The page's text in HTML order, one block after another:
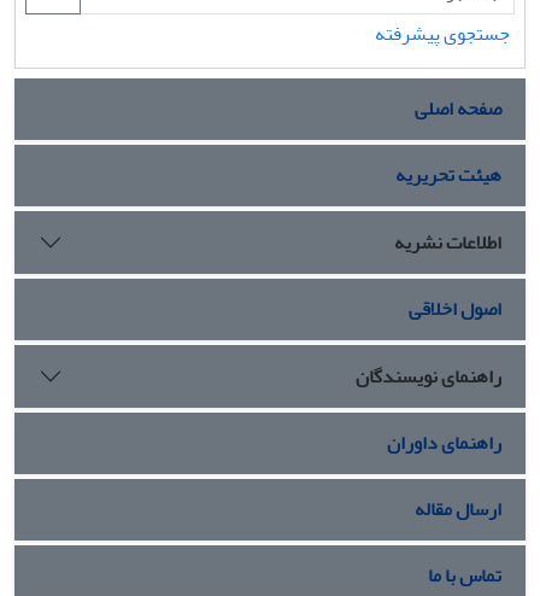
جستجوی پیشرفته
صفحه اصلی
هیئت تحریریه
اطلاعات نشریه
اصول اخلاقی
راهنمای نویسندگان
راهنمای داوران
ارسال مقاله
تماس با ما